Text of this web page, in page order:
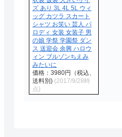
ズ あり 3L 4L 5L ウィ
ッグ カツラ スカート
シャツ お笑い 芸人 パ
ロディ 女装 女装子 男
の娘 学祭 学園祭 ダン
ス 送迎会 余興 ハロウ
ィン ブルゾンちえみ
みたいに
価格：3980円（税込、
送料別) (2017/9/28時
点)